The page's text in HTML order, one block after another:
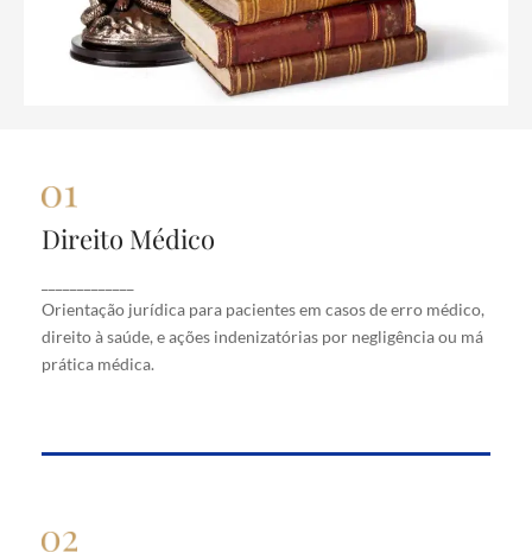
Direito Médico
Orientação jurídica para pacientes em casos de erro médico,
direito à saúde, e ações indenizatórias por negligência ou má
prática médica.
Direito Médico
erro médico, direito à saúde, e ações indenizatórias
por negligência ou má prática médica.